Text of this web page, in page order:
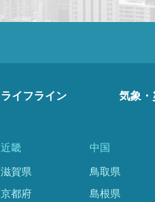
ライフライン 気象・
近畿
滋賀県
京都府
中国
鳥取県
島根県